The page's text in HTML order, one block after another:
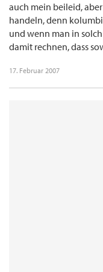
auch mein beileid,
handeln, denn
und wenn man in
damit rechnen, dass
17. Februar 2007